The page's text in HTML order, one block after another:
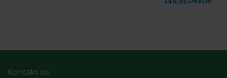
Kontakt os